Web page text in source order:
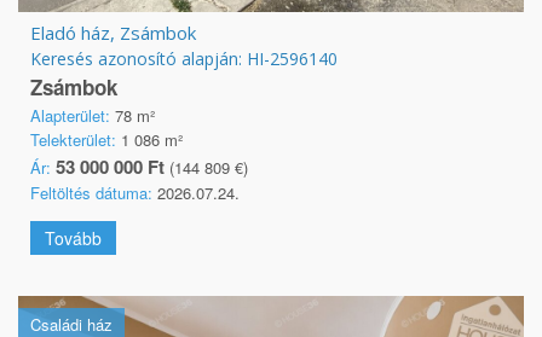
Eladó ház, Zsámbok
Keresés azonosító alapján: HI-2596140
Zsámbok
Alapterület: 78 m²
Telekterület: 1 086 m²
Ár: 53 000 000 Ft (144 809 €)
Feltöltés dátuma: 2026.07.24.
Tovább
Családi ház